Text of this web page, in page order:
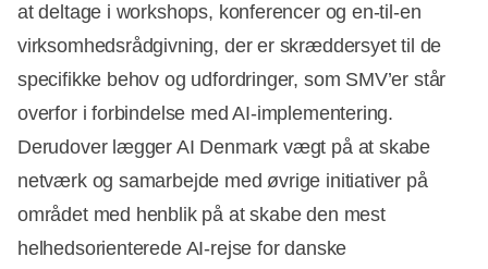
at deltage i workshops, konferencer og en-til-en
virksomhedsrådgivning, der er skræddersyet til de
specifikke behov og udfordringer, som SMV’er står
overfor i forbindelse med AI-implementering.
Derudover lægger AI Denmark vægt på at skabe
netværk og samarbejde med øvrige initiativer på
området med henblik på at skabe den mest
helhedsorienterede AI-rejse for danske